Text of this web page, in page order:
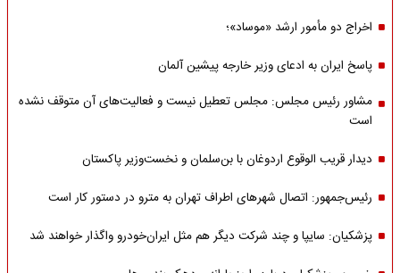
اخراج دو مأمور ارشد «موساد»؛
پاسخ ایران به ادعای وزیر خارجه پیشین آلمان
مشاور رئیس مجلس: مجلس تعطیل نیست و فعالیت‌های آن متوقف نشده
است
دیدار قریب الوقوع اردوغان با بن‌سلمان و نخست‌وزیر پاکستان
رئیس‌جمهور: اتصال شهرهای اطراف تهران به مترو در دستور کار است
پزشکیان: سایپا و چند شرکت دیگر هم مثل ایران‌خودرو واگذار خواهند شد